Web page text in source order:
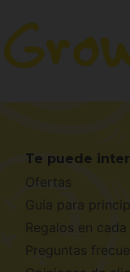
Te puede
Ofertas
Guía para
Regalos en
Preguntas